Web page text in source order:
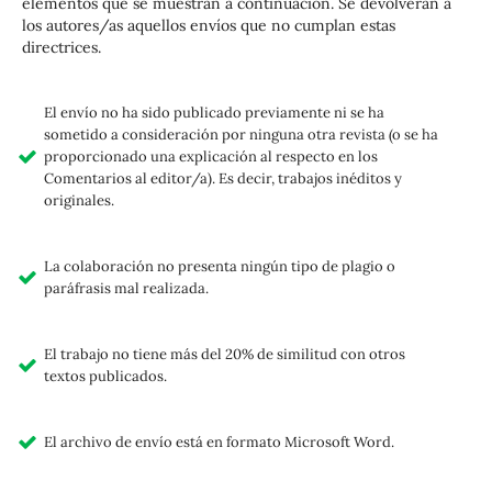
los autores/as aquellos envíos que no cumplan estas
directrices.
El envío no ha sido publicado previamente ni se ha
sometido a consideración por ninguna otra revista (o se ha
proporcionado una explicación al respecto en los
Comentarios al editor/a). Es decir, trabajos inéditos y
originales.
La colaboración no presenta ningún tipo de plagio o
paráfrasis mal realizada.
El trabajo no tiene más del 20% de similitud con otros
textos publicados.
El archivo de envío está en formato Microsoft Word.